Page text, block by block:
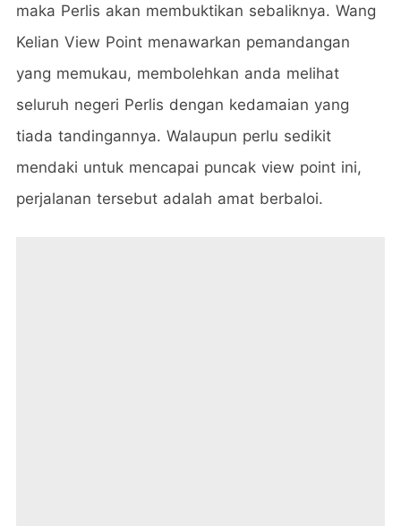
maka Perlis akan membuktikan sebaliknya. Wang
Kelian View Point menawarkan pemandangan
yang memukau, membolehkan anda melihat
seluruh negeri Perlis dengan kedamaian yang
tiada tandingannya. Walaupun perlu sedikit
mendaki untuk mencapai puncak view point ini,
perjalanan tersebut adalah amat berbaloi.